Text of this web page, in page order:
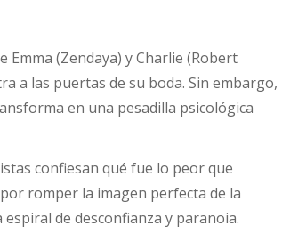
Emma (Zendaya) y Charlie (Robert
a las puertas de su boda. Sin embargo,
en una pesadilla psicológica
confiesan qué fue lo peor que
romper la imagen perfecta de la
de desconfianza y paranoia.